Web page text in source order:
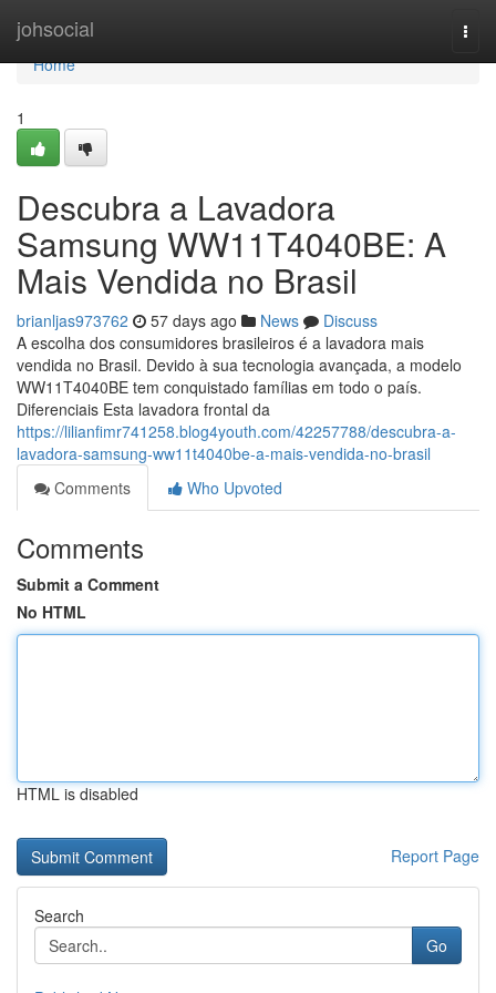
johsocial
Home
Home
1
Descubra a Lavadora
Samsung WW11T4040BE: A
Mais Vendida no Brasil
brianljas973762 57 days ago News
Discuss
A escolha dos consumidores brasileiros é a lavadora mais
vendida no Brasil. Devido à sua tecnologia avançada, a modelo
WW11T4040BE tem conquistado famílias em todo o país.
Diferenciais Esta lavadora frontal da
https://lilianfimr741258.blog4youth.com/42257788/descubra-a-
lavadora-samsung-ww11t4040be-a-mais-vendida-no-brasil
Comments
Who Upvoted
Comments
Submit a Comment
No HTML
HTML is disabled
Report Page
Search
Go